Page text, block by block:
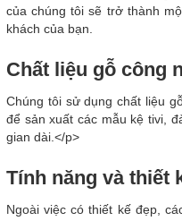
của chúng tôi sẽ trở thành
khách của bạn.
Chất liệu gỗ công
Chúng tôi sử dụng chất liệu
để sản xuất các mẫu kệ tivi,
gian dài.</p>
Tính năng và thiết
Ngoài việc có thiết kế đẹp,